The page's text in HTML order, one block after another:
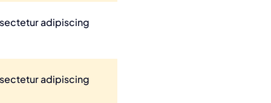
adipiscing
adipiscing